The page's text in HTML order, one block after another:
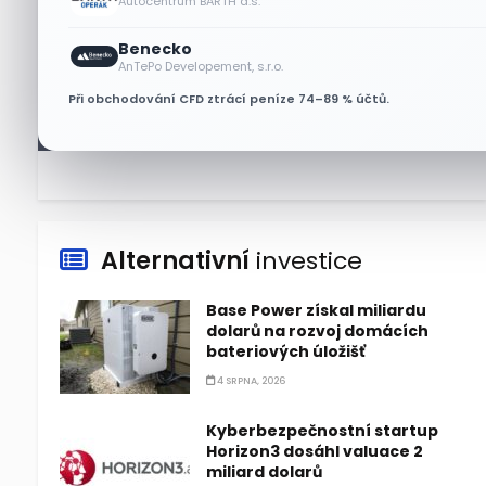
Benecko
AnTePo Developement, s.r.o.
Při obchodování CFD ztrácí peníze 74–89 % účtů.
Micron posílil o 7,6 % a zvýšil
podíl na trhu DRAM
Alternativní investice
Base Power získal miliardu
dolarů na rozvoj domácích
bateriových úložišť
4 SRPNA, 2026
Kyberbezpečnostní startup
Horizon3 dosáhl valuace 2
miliard dolarů